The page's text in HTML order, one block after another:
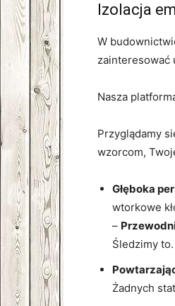
Izolacja
W
zainteresować
Nasza
Przyglądamy
wzorcom,
Głęboka
wtorkowe
–
Śledzimy to.
Żadnych